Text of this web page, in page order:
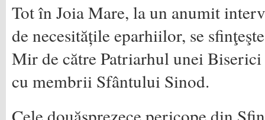
Tot în Joia Mare, la un anumit
de necesitățile eparhiilor, se
Mir de către Patri­arhul unei
cu membrii Sfân­tului Sinod.